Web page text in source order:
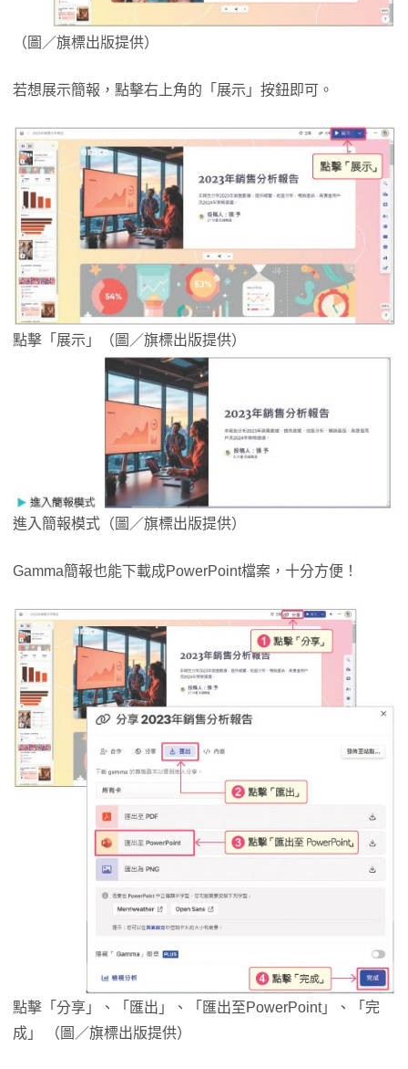
（圖／旗標出版提供）
若想展示簡報，點擊右上角的「展示」按鈕即可。
點擊「展示」（圖／旗標出版提供）
進入簡報模式（圖／旗標出版提供）
Gamma簡報也能下載成PowerPoint檔案，十分方便！
點擊「分享」、「匯出」、「匯出至PowerPoint」、「完
成」 （圖／旗標出版提供）